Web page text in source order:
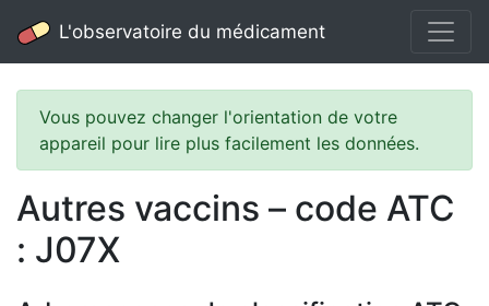
L'observatoire du médicament
Vous pouvez changer l'orientation de votre
appareil pour lire plus facilement les données.
Autres vaccins – code ATC
: J07X